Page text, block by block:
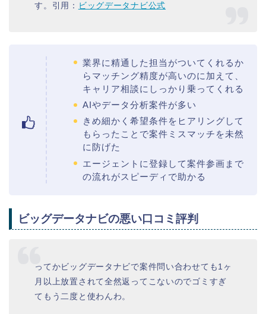
す。引用： ビッグデータナビ公式
業界に精通した担当がついてくれるか
らマッチング精度が高いのに加えて、
キャリア相談にしっかり乗ってくれる
AIやデータ分析案件が多い
きめ細かく希望条件をヒアリングして
もらったことで案件ミスマッチを未然
に防げた
エージェントに登録して案件参画まで
の流れがスピーディで助かる
ビッグデータナビの悪い口コミ評判
ってかビッグデータナビで案件問い合わせても1ヶ
月以上放置されて全然返ってこないのでゴミすぎ
てもう二度と使わんわ。